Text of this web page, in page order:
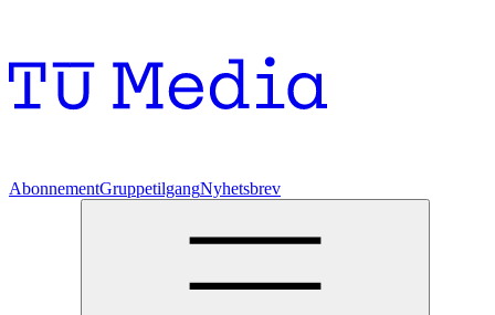
AbonnementGruppetilgangNyhetsbrev